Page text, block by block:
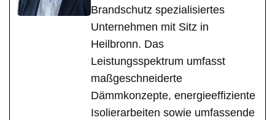
Brandschutz spezialisiertes
Unternehmen mit Sitz in
Heilbronn. Das
Leistungsspektrum umfasst
maßgeschneiderte
Dämmkonzepte, energieeffiziente
Isolierarbeiten sowie umfassende